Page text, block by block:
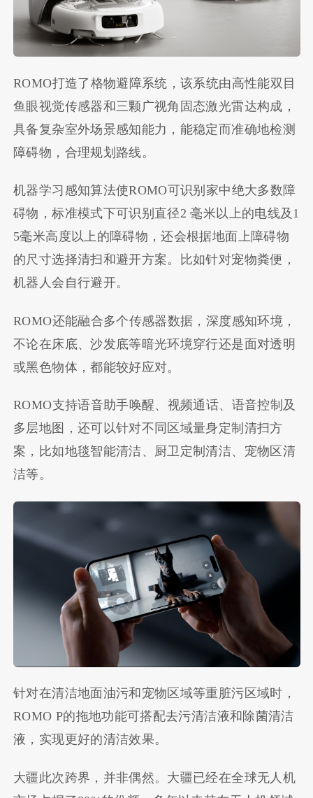
ROMO打造了格物避障系统，该系统由高性能双目
鱼眼视觉传感器和三颗广视角固态激光雷达构成，
具备复杂室外场景感知能力，能稳定而准确地检测
障碍物，合理规划路线。
机器学习感知算法使ROMO可识别家中绝大多数障
碍物，标准模式下可识别直径2 毫米以上的电线及1
5毫米高度以上的障碍物，还会根据地面上障碍物
的尺寸选择清扫和避开方案。比如针对宠物粪便，
机器人会自行避开。
ROMO还能融合多个传感器数据，深度感知环境，
不论在床底、沙发底等暗光环境穿行还是面对透明
或黑色物体，都能较好应对。
ROMO支持语音助手唤醒、视频通话、语音控制及
多层地图，还可以针对不同区域量身定制清扫方
案，比如地毯智能清洁、厨卫定制清洁、宠物区清
洁等。
针对在清洁地面油污和宠物区域等重脏污区域时，
ROMO P的拖地功能可搭配去污清洁液和除菌清洁
液，实现更好的清洁效果。
大疆此次跨界，并非偶然。大疆已经在全球无人机